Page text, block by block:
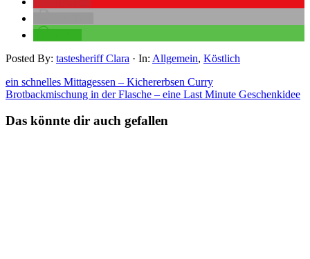
Posted By: tastesheriff Clara · In: Allgemein, Köstlich
ein schnelles Mittagessen – Kichererbsen Curry
Brotbackmischung in der Flasche – eine Last Minute Geschenkidee
Das könnte dir auch gefallen